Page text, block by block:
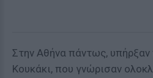
Στην Αθήνα πάντως,
Κουκάκι, που γνώρισαν